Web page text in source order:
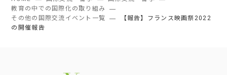
教育の中での国際化の取り組み
その他の国際交流イベント一覧
【報告】フランス映画祭2022
の開催報告